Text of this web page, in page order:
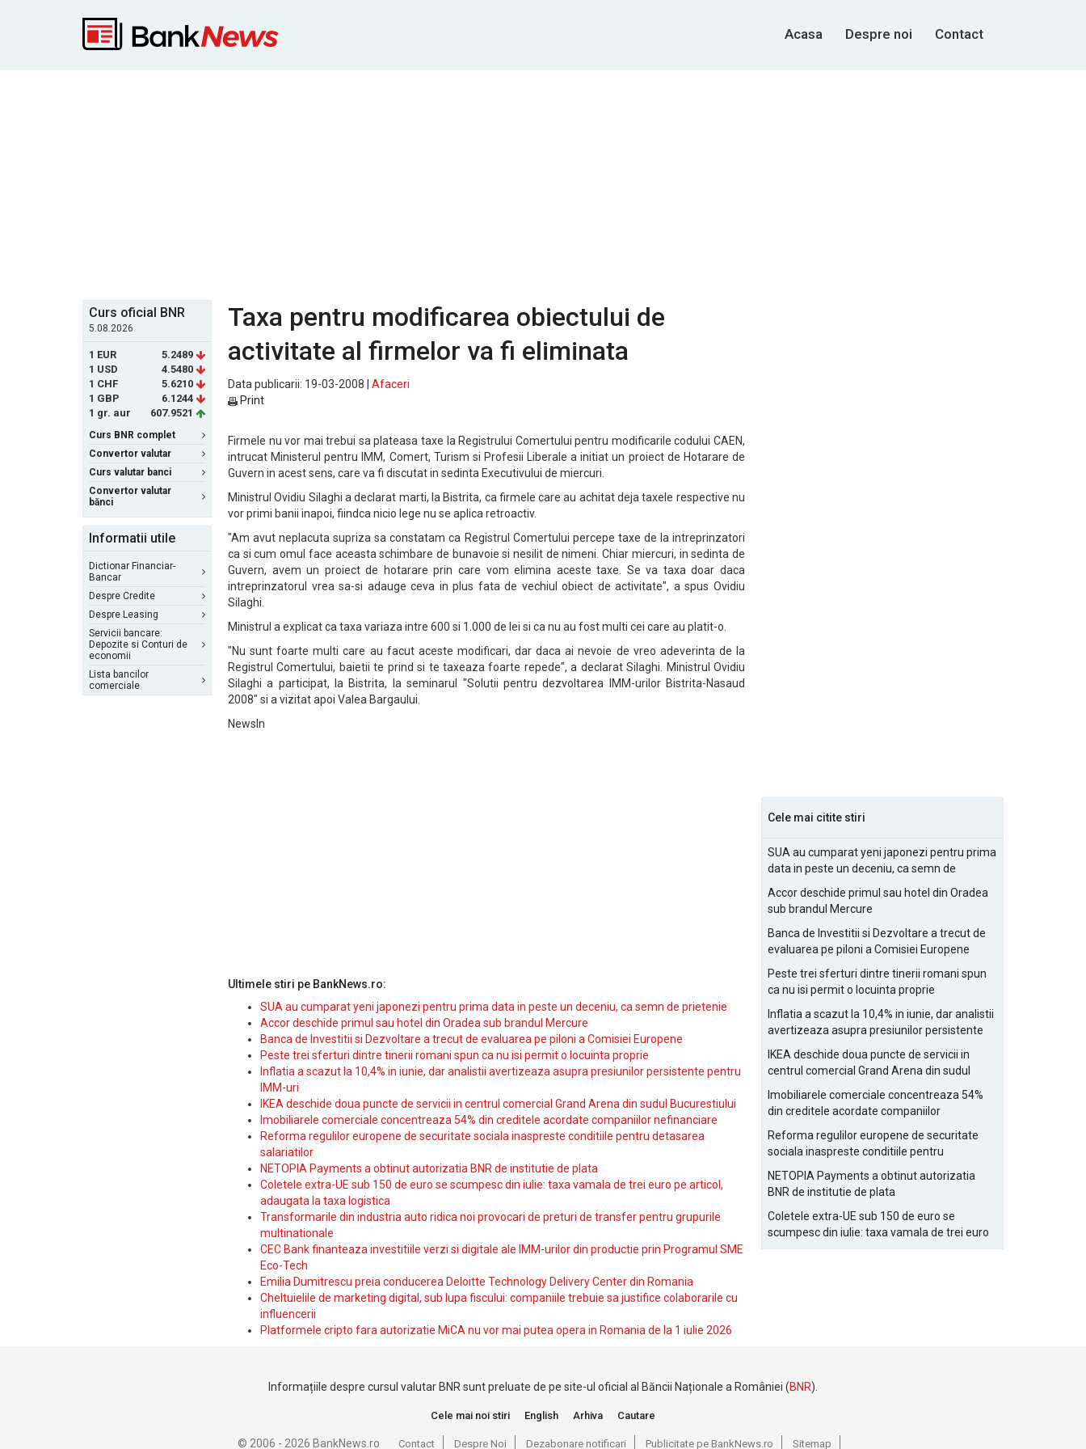
Acasa Despre noi Contact
Curs oficial BNR
5.08.2026
1 EUR
5.2489
1 USD
4.5480
1 CHF
5.6210
1 GBP
6.1244
1 gr. aur
607.9521
Curs BNR complet
Convertor valutar
Curs valutar banci
Convertor valutar
bănci
Informatii utile
Dictionar Financiar-
Bancar
Despre Credite
Despre Leasing
Servicii bancare:
Depozite si Conturi de
economii
Lista bancilor
comerciale
Taxa pentru modificarea obiectului de
activitate al firmelor va fi eliminata
Data publicarii: 19-03-2008 | Afaceri
Print
Firmele nu vor mai trebui sa plateasa taxe la Registrului Comertului pentru modificarile codului CAEN,
intrucat Ministerul pentru IMM, Comert, Turism si Profesii Liberale a initiat un proiect de Hotarare de
Guvern in acest sens, care va fi discutat in sedinta Executivului de miercuri.
Ministrul Ovidiu Silaghi a declarat marti, la Bistrita, ca firmele care au achitat deja taxele respective nu
vor primi banii inapoi, fiindca nicio lege nu se aplica retroactiv.
"Am avut neplacuta supriza sa constatam ca Registrul Comertului percepe taxe de la intreprinzatori
ca si cum omul face aceasta schimbare de bunavoie si nesilit de nimeni. Chiar miercuri, in sedinta de
Guvern, avem un proiect de hotarare prin care vom elimina aceste taxe. Se va taxa doar daca
intreprinzatorul vrea sa-si adauge ceva in plus fata de vechiul obiect de activitate", a spus Ovidiu
Silaghi.
Ministrul a explicat ca taxa variaza intre 600 si 1.000 de lei si ca nu au fost multi cei care au platit-o.
"Nu sunt foarte multi care au facut aceste modificari, dar daca ai nevoie de vreo adeverinta de la
Registrul Comertului, baietii te prind si te taxeaza foarte repede", a declarat Silaghi. Ministrul Ovidiu
Silaghi a participat, la Bistrita, la seminarul "Solutii pentru dezvoltarea IMM-urilor Bistrita-Nasaud
2008" si a vizitat apoi Valea Bargaului.
NewsIn
Ultimele stiri pe BankNews.ro:
SUA au cumparat yeni japonezi pentru prima data in peste un deceniu, ca semn de prietenie
Accor deschide primul sau hotel din Oradea sub brandul Mercure
Banca de Investitii si Dezvoltare a trecut de evaluarea pe piloni a Comisiei Europene
Peste trei sferturi dintre tinerii romani spun ca nu isi permit o locuinta proprie
Inflatia a scazut la 10,4% in iunie, dar analistii avertizeaza asupra presiunilor persistente pentru
IMM-uri
IKEA deschide doua puncte de servicii in centrul comercial Grand Arena din sudul Bucurestiului
Imobiliarele comerciale concentreaza 54% din creditele acordate companiilor nefinanciare
Reforma regulilor europene de securitate sociala inaspreste conditiile pentru detasarea
salariatilor
NETOPIA Payments a obtinut autorizatia BNR de institutie de plata
Coletele extra-UE sub 150 de euro se scumpesc din iulie: taxa vamala de trei euro pe articol,
adaugata la taxa logistica
Transformarile din industria auto ridica noi provocari de preturi de transfer pentru grupurile
multinationale
CEC Bank finanteaza investitiile verzi si digitale ale IMM-urilor din productie prin Programul SME
Eco-Tech
Emilia Dumitrescu preia conducerea Deloitte Technology Delivery Center din Romania
Cheltuielile de marketing digital, sub lupa fiscului: companiile trebuie sa justifice colaborarile cu
influencerii
Platformele cripto fara autorizatie MiCA nu vor mai putea opera in Romania de la 1 iulie 2026
Cele mai citite stiri
SUA au cumparat yeni japonezi pentru prima
data in peste un deceniu, ca semn de
Accor deschide primul sau hotel din Oradea
sub brandul Mercure
Banca de Investitii si Dezvoltare a trecut de
evaluarea pe piloni a Comisiei Europene
Peste trei sferturi dintre tinerii romani spun
ca nu isi permit o locuinta proprie
Inflatia a scazut la 10,4% in iunie, dar analistii
avertizeaza asupra presiunilor persistente
IKEA deschide doua puncte de servicii in
centrul comercial Grand Arena din sudul
Imobiliarele comerciale concentreaza 54%
din creditele acordate companiilor
Reforma regulilor europene de securitate
sociala inaspreste conditiile pentru
NETOPIA Payments a obtinut autorizatia
BNR de institutie de plata
Coletele extra-UE sub 150 de euro se
scumpesc din iulie: taxa vamala de trei euro
pe articol, adaugata la taxa logistica
Informațiile despre cursul valutar BNR sunt preluate de pe site-ul oficial al Băncii Naționale a României (BNR).
Cele mai noi stiri English Arhiva Cautare
© 2006 - 2026 BankNews.ro Contact Despre Noi Dezabonare notificari Publicitate pe BankNews.ro Sitemap